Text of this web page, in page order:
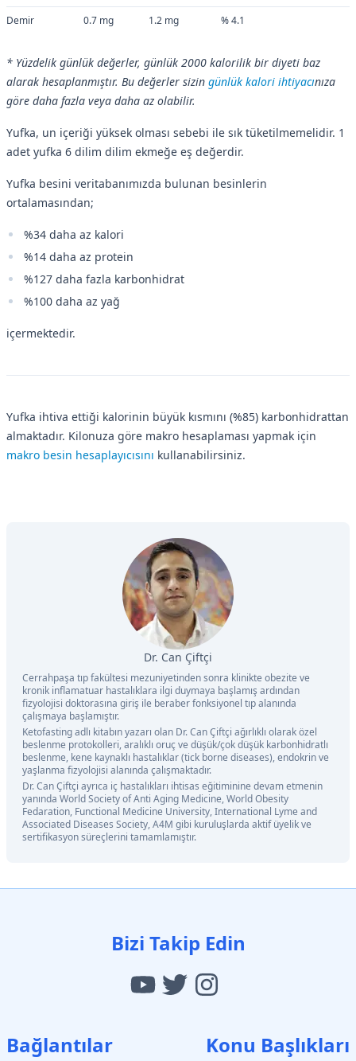
Demir 0.7 mg 1.2 mg % 4.1
* Yüzdelik günlük değerler, günlük 2000 kalorilik bir diyeti baz
alarak hesaplanmıştır. Bu değerler sizin günlük kalori ihtiyacınıza
göre daha fazla veya daha az olabilir.
Yufka, un içeriği yüksek olması sebebi ile sık tüketilmemelidir. 1
adet yufka 6 dilim dilim ekmeğe eş değerdir.
Yufka besini veritabanımızda bulunan besinlerin
ortalamasından;
%34 daha az kalori
%14 daha az protein
%127 daha fazla karbonhidrat
%100 daha az yağ
içermektedir.
Yufka ihtiva ettiği kalorinin büyük kısmını (%85) karbonhidrattan
almaktadır. Kilonuza göre makro hesaplaması yapmak için
makro besin hesaplayıcısını kullanabilirsiniz.
Dr. Can Çiftçi
Cerrahpaşa tıp fakültesi mezuniyetinden sonra klinikte obezite ve
kronik inflamatuar hastalıklara ilgi duymaya başlamış ardından
fizyolojisi doktorasına giriş ile beraber fonksiyonel tıp alanında
çalışmaya başlamıştır.
Ketofasting adlı kitabın yazarı olan Dr. Can Çiftçi ağırlıklı olarak özel
beslenme protokolleri, aralıklı oruç ve düşük/çok düşük karbonhidratlı
beslenme, kene kaynaklı hastalıklar (tick borne diseases), endokrin ve
yaşlanma fizyolojisi alanında çalışmaktadır.
Dr. Can Çiftçi ayrıca iç hastalıkları ihtisas eğitiminine devam etmenin
yanında World Society of Anti Aging Medicine, World Obesity
Fedaration, Functional Medicine University, International Lyme and
Associated Diseases Society, A4M gibi kuruluşlarda aktif üyelik ve
sertifikasyon süreçlerini tamamlamıştır.
Bizi Takip Edin
Bağlantılar Konu Başlıkları